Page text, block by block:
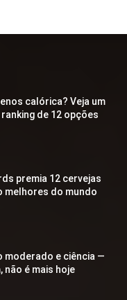
calórica? Veja um
de 12 opções
premia 12 cervejas
melhores do mundo
moderado e ciência —
não é mais hoje